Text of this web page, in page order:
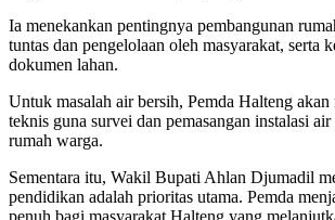
Ia menekankan pentingnya pembangunan
tuntas dan pengelolaan oleh masyarakat, serta
dokumen lahan.
Untuk masalah air bersih, Pemda Halteng
teknis guna survei dan pemasangan instalasi
rumah warga.
Sementara itu, Wakil Bupati Ahlan Djumadil
pendidikan adalah prioritas utama. Pemda